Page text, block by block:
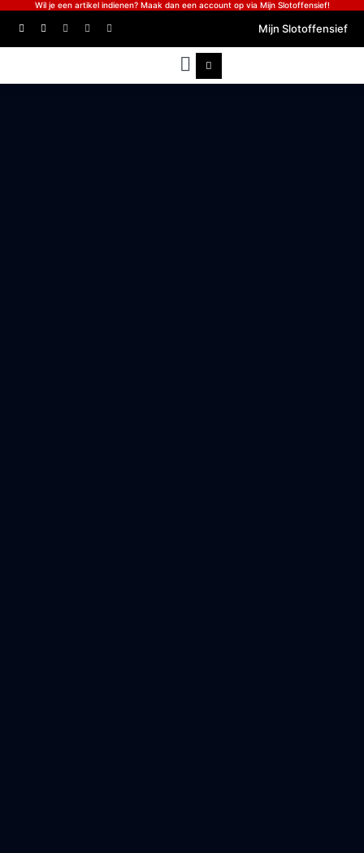
Wil je een artikel indienen? Maak dan een account op via Mijn Slotoffensief!
Mijn Slotoffensief